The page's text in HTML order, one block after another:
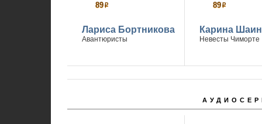
89р
Лариса Бортникова
Авантюристы
89р
Карина
Невесты Чиморте